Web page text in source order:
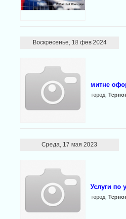
Воскресенье, 18 фев 2024
митне
город:
Среда, 17 мая 2023
Услуги по
город: